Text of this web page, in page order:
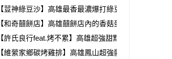
【荳神綠豆沙】高雄最香最濃爆打綠豆沙，滿滿豆香
【和奇囍餅店】高雄囍餅店內的香菇蛋黃肉包，在地
【許氏良行feat.烤不累】高雄超強甜點，開心果布蕾
【維縈家鄉碳烤雞排】高雄鳳山超強醬烤大雞排，先